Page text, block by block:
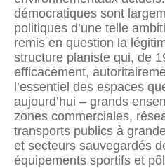
démocratiques sont
politiques d’une telle
remis en question la
structure planiste qui, de
efficacement,
l’essentiel des espaces
aujourd’hui – grands
zones commerciales,
transports publics à
et secteurs sauvegardés
équipements sportifs et